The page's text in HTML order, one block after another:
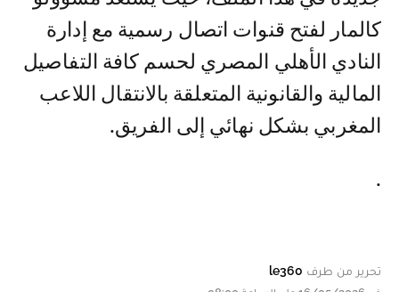
كالمار لفتح قنوات اتصال رسمية مع إدارة
النادي الأهلي المصري لحسم كافة التفاصيل
المالية والقانونية المتعلقة بالانتقال اللاعب
المغربي بشكل نهائي إلى الفريق.
.
تحرير من طرف le360